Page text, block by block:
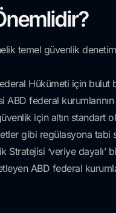
temel güvenlik
Hükümeti için
federal
için altın
gibi regülasyona tabi
‘veriye dayalı’
ABD federal